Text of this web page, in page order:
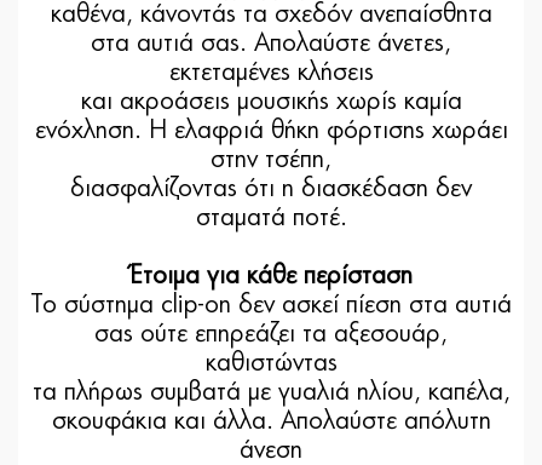
καθένα, κάνοντάς τα σχεδόν ανεπαίσθητα
στα αυτιά σας. Απολαύστε άνετες,
εκτεταμένες κλήσεις
και ακροάσεις μουσικής χωρίς καμία
ενόχληση. Η ελαφριά θήκη φόρτισης χωράει
στην τσέπη,
διασφαλίζοντας ότι η διασκέδαση δεν
σταματά ποτέ.
Έτοιμα για κάθε περίσταση
Το σύστημα clip-on δεν ασκεί πίεση στα αυτιά
σας ούτε επηρεάζει τα αξεσουάρ,
καθιστώντας
τα πλήρως συμβατά με γυαλιά ηλίου, καπέλα,
σκουφάκια και άλλα. Απολαύστε απόλυτη
άνεση